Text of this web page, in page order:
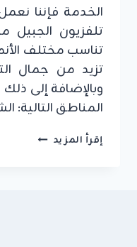
الخدمة فإننا
تلفزيون الجبيل
تناسب مختلف
تزيد من جمال
وبالإضافة إلى
المناطق التالية:
إقرأ المزيد ديكور